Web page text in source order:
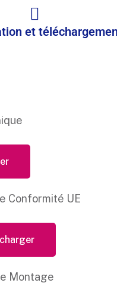
et
Conformité UE
Montage